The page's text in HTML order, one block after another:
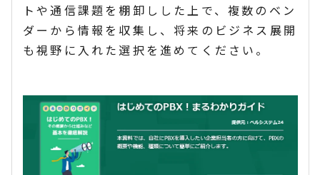
トや通信課題を棚卸しした上で、複数のベン
ダーから情報を収集し、将来のビジネス展開
も視野に入れた選択を進めてください。